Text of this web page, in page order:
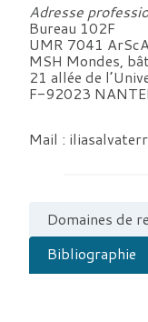
Adresse
Bureau 102F
UMR 7041
MSH Mondes,
21 allée de
F-92023
Mail :
Domaines de
Bibliographie